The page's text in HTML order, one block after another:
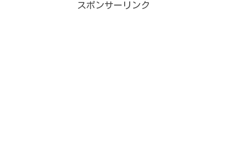
スポンサーリンク